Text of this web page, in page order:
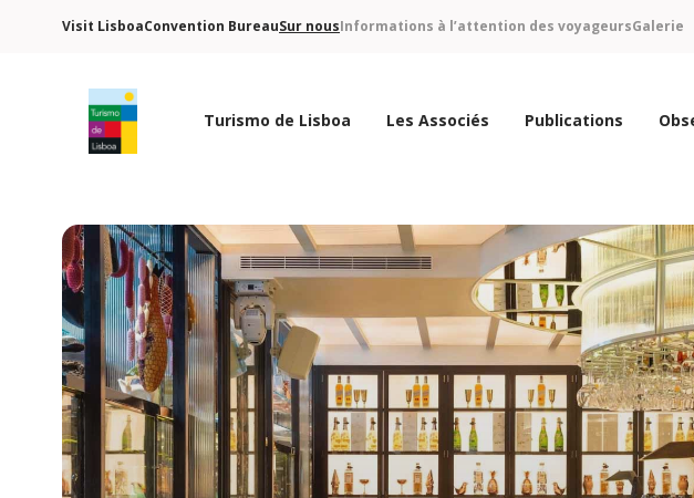
Visit LisboaConvention BureauSur nousInformations à l’attention des voyageursGalerie
Turismo de Lisboa Les Associés Publications